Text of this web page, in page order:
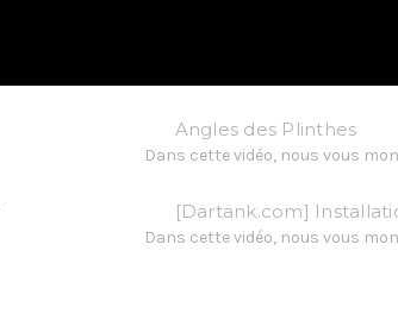
Angles des Plinthes
Dans cette vidéo, nous vous
[Dartank.com]
Dans cette vidéo, nous vous